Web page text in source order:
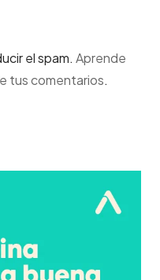
el spam. Aprende
tus comentarios.